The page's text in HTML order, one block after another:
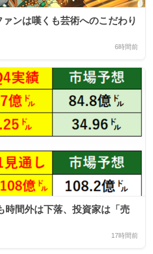
ンは嘆くも芸術へのこだわり
6時間前
時間外は下落、投資家は「売
17時間前